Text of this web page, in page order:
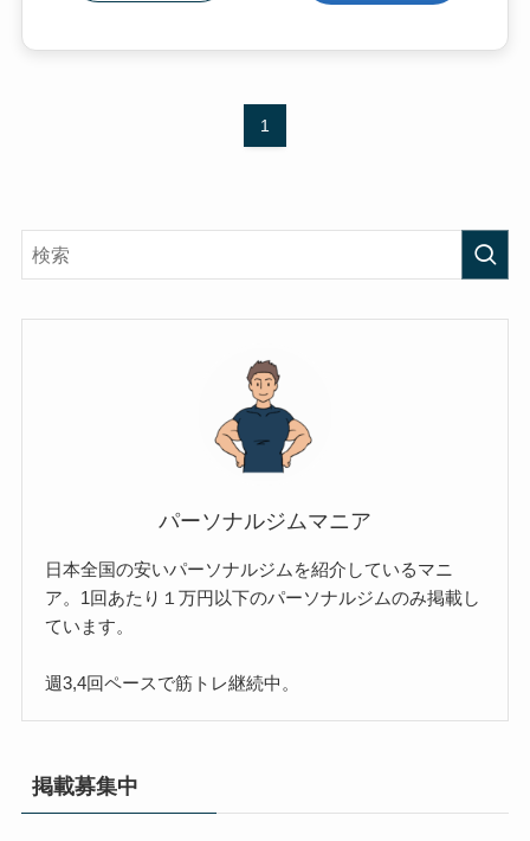
1
パーソナルジムマニア
日本全国の安いパーソナルジムを紹介しているマニ
ア。1回あたり１万円以下のパーソナルジムのみ掲載し
ています。
週3,4回ペースで筋トレ継続中。
掲載募集中